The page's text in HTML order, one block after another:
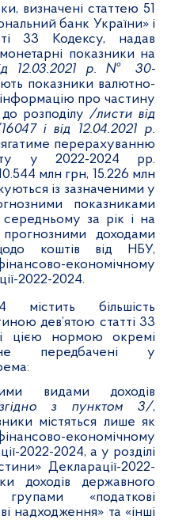
визначені статтею 51
банк України» і
33 Кодексу, надав
показники на
12.03.2021 р. № 30-
показники валютно-
інформацію про частину
розподілу /листи від
і від 12.04.2021 р.
перерахуванню
у 2022-2024 рр.
млн грн, 15.226 млн
із зазначеними у
показниками
за рік і на
доходами
коштів від НБУ,
економічному
2022-2024.
містить більшість
дев’ятою статті 33
цією нормою окремі
передбачені у
видами доходів
з пунктом 3/,
містяться лише як
економічному
2022-2024, а у розділі
Декларації-2022-
доходів державного
«податкові
надходження» та «інші